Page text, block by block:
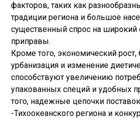
факторов, таких как
традиции региона и большое
существенный спрос на широкий
приправы.
Кроме того, экономический рост,
урбанизация и изменение
способствуют увеличению
упакованных специй и удобных
того, надежные цепочки
-Тихоокеанского региона и